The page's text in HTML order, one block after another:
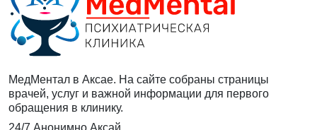
МедМентал в Аксае. На сайте собраны страницы
врачей, услуг и важной информации для первого
обращения в клинику.
24/7 Анонимно Аксай